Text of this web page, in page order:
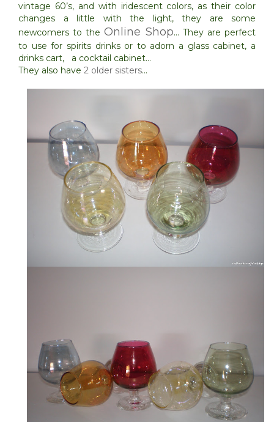
vintage 60’s, and with iridescent colors, as their color
changes a little with the light, they are some
newcomers to theOnline Shop… They are perfect
to use for spirits drinks or to adorn a glass cabinet, a
drinks cart, a cocktail cabinet…
They also have 2 older sisters…